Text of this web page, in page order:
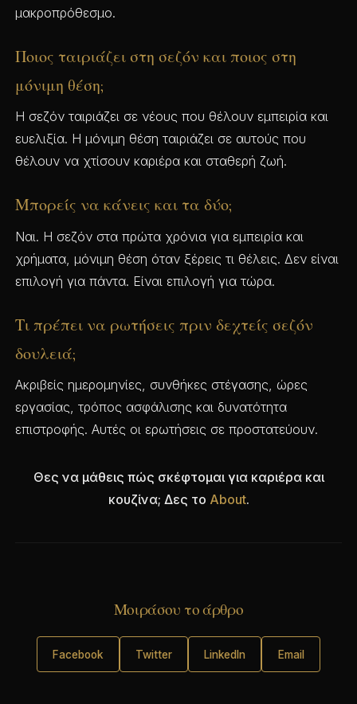
μακροπρόθεσμο.
Ποιος ταιριάζει στη σεζόν και ποιος στη
μόνιμη θέση;
Η σεζόν ταιριάζει σε νέους που θέλουν εμπειρία και
ευελιξία. Η μόνιμη θέση ταιριάζει σε αυτούς που
θέλουν να χτίσουν καριέρα και σταθερή ζωή.
Μπορείς να κάνεις και τα δύο;
Ναι. Η σεζόν στα πρώτα χρόνια για εμπειρία και
χρήματα, μόνιμη θέση όταν ξέρεις τι θέλεις. Δεν είναι
επιλογή για πάντα. Είναι επιλογή για τώρα.
Τι πρέπει να ρωτήσεις πριν δεχτείς σεζόν
δουλειά;
Ακριβείς ημερομηνίες, συνθήκες στέγασης, ώρες
εργασίας, τρόπος ασφάλισης και δυνατότητα
επιστροφής. Αυτές οι ερωτήσεις σε προστατεύουν.
Θες να μάθεις πώς σκέφτομαι για καριέρα και
κουζίνα; Δες το About.
Μοιράσου το άρθρο
Facebook Twitter LinkedIn Email